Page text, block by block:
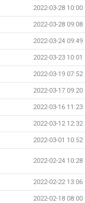
2022-03-28 10:00
2022-03-28 09:08
2022-03-24 09:49
2022-03-23 10:01
2022-03-19 07:52
2022-03-17 09:20
2022-03-16 11:23
2022-03-12 12:32
2022-03-01 10:52
2022-02-24 10:28
2022-02-22 13:06
2022-02-18 08:00